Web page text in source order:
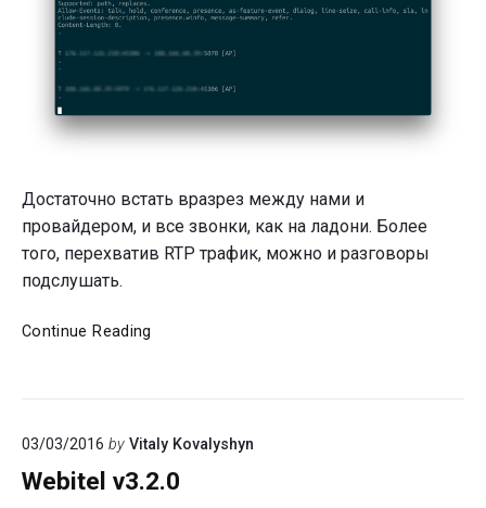
Достаточно встать вразрез между нами и
провайдером, и все звонки, как на ладони. Более
того, перехватив RTP трафик, можно и разговоры
подслушать.
Continue Reading
03/03/2016 by Vitaly Kovalyshyn
Webitel v3.2.0